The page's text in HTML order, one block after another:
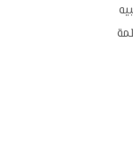
نود تنبيه